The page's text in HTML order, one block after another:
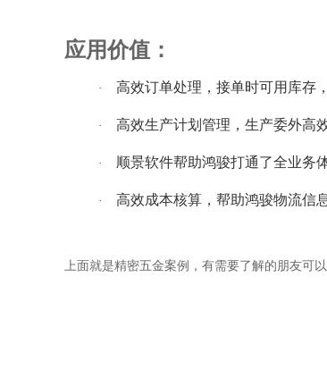
应用价值：
· 高效订单处理，接单时可用库存
· 高效生产计划管理，生产委外高
· 顺景软件帮助鸿骏打通了全业务
· 高效成本核算，帮助鸿骏物流信
上面就是精密五金案例，有需要了解的朋友可